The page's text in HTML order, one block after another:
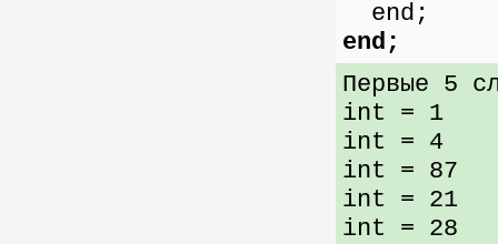
end;
end;
Первые 5
int = 1
int = 4
int = 87
int = 21
int = 28